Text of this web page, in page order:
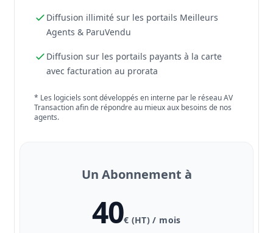
Diffusion illimité sur les portails Meilleurs
Agents & ParuVendu
Diffusion sur les portails payants à la carte
avec facturation au prorata
* Les logiciels sont développés en interne par le réseau AV
Transaction afin de répondre au mieux aux besoins de nos
agents.
Un Abonnement à
40€ (HT) / mois